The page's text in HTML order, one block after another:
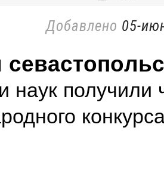
Добавлено 05-
наук получили